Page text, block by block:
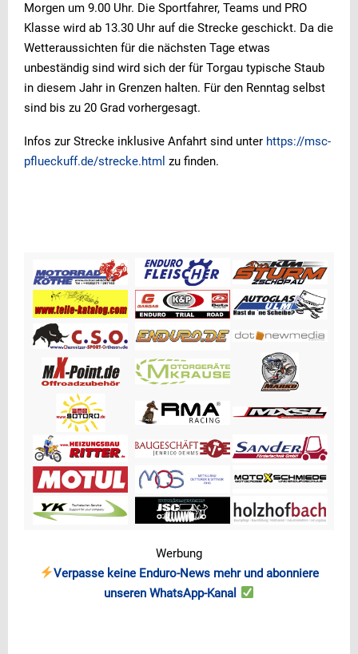
Morgen um 9.00 Uhr. Die Sportfahrer, Teams und PRO
Klasse wird ab 13.30 Uhr auf die Strecke geschickt. Da die
Wetteraussichten für die nächsten Tage etwas
unbeständig sind wird sich der für Torgau typische Staub
in diesem Jahr in Grenzen halten. Für den Renntag selbst
sind bis zu 20 Grad vorhergesagt.
Infos zur Strecke inklusive Anfahrt sind unter https://msc-
pflueckuff.de/strecke.html zu finden.
Werbung
Verpasse keine Enduro-News mehr und abonniere
unseren WhatsApp-Kanal